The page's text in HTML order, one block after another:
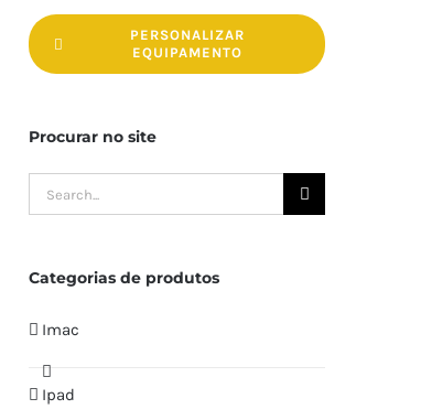
PERSONALIZAR
EQUIPAMENTO
Procurar no site
Search
for:
Categorias de produtos
Imac
Ipad